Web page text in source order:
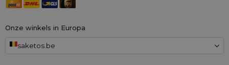
Onze winkels in Europa
saketos.be